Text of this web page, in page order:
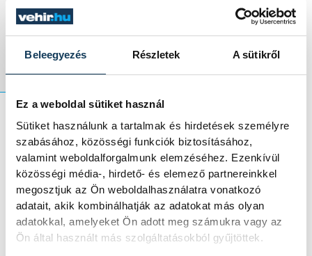
Beleegyezés Részletek A sütikről
Ez a weboldal sütiket használ
Sütiket használunk a tartalmak és hirdetések személyre
szabásához, közösségi funkciók biztosításához,
valamint weboldalforgalmunk elemzéséhez. Ezenkívül
közösségi média-, hirdető- és elemező partnereinkkel
megosztjuk az Ön weboldalhasználatra vonatkozó
adatait, akik kombinálhatják az adatokat más olyan
adatokkal, amelyeket Ön adott meg számukra vagy az
Ön által használt más szolgáltatásokból gyűjtöttek.
ingyenes
lehetőségeket.
A Családsegítő Központ július 14. és 18.
között tart egyhetes tábort 25 gyermek
számára, míg az Érted Ifjúsági Klub június
végétől augusztus végéig 12–18 éves
kamaszokat vár térítésmentesen. Mindkét
program szociális szakemberek javaslatai